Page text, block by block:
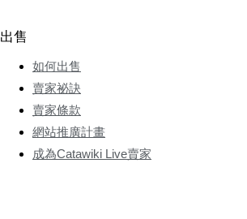
出售
如何出售
賣家祕訣
賣家條款
網站推廣計畫
成為Catawiki Live賣家